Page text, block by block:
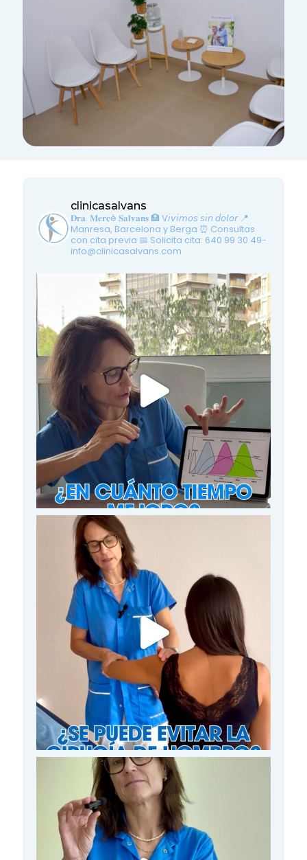
clinicasalvans
𝐃𝐫𝐚. 𝐌𝐞𝐫𝐜è 𝐒𝐚𝐥𝐯𝐚𝐧𝐬 🏥 V𝘪𝘷𝘪𝘮𝘰𝘴 𝘴𝘪𝘯 𝘥𝘰𝘭𝘰𝘳📍
Manresa, Barcelona y Berga ⏰ Consultas
con cita previa 📅 Solicita cita: 640 99 30 49-
info@clinicasalvans.com